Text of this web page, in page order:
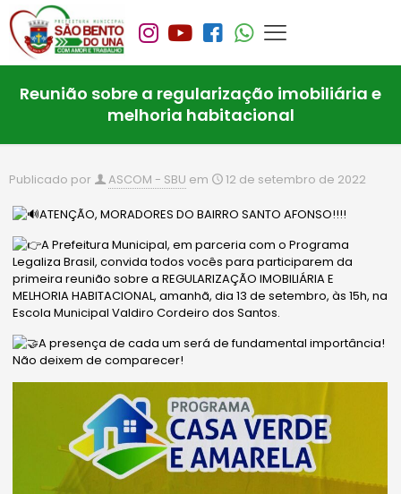
Reunião sobre a regularização imobiliária e
melhoria habitacional
Publicado por ASCOM - SBU em 12 de setembro de 2022
ATENÇÃO, MORADORES DO BAIRRO SANTO AFONSO!!!!
A Prefeitura Municipal, em parceria com o Programa
Legaliza Brasil, convida todos vocês para participarem da
primeira reunião sobre a REGULARIZAÇÃO IMOBILIÁRIA E
MELHORIA HABITACIONAL, amanhã, dia 13 de setembro, às 15h, na
Escola Municipal Valdiro Cordeiro dos Santos.
A presença de cada um será de fundamental importância!
Não deixem de comparecer!